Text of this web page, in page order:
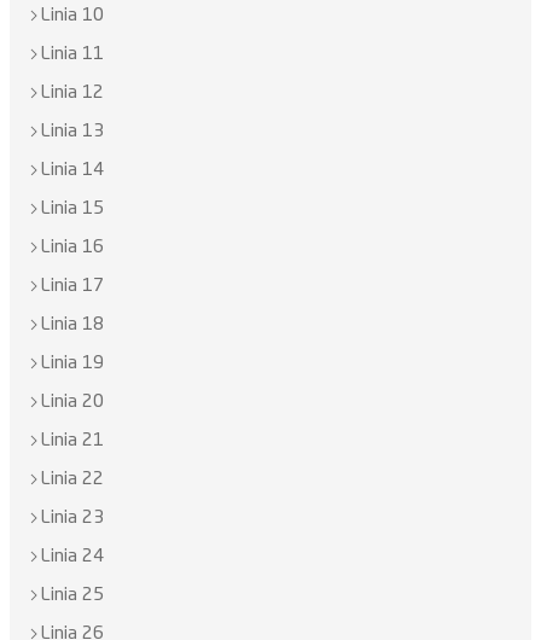
Linia 10
Linia 11
Linia 12
Linia 13
Linia 14
Linia 15
Linia 16
Linia 17
Linia 18
Linia 19
Linia 20
Linia 21
Linia 22
Linia 23
Linia 24
Linia 25
Linia 26